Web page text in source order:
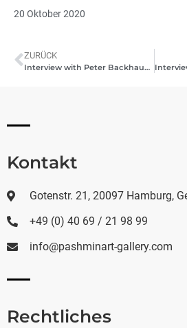
20 Oktober 2020
ZURÜCK
Interview with Peter Backhaus (Swedish Artist) | Pashmin Art Gallery Hamburg | October 2020
Kontakt
Gotenstr. 21, 20097 Hamburg,
+49 (0) 40 69 / 21 98 99
info@pashminart-gallery.com
Rechtliches